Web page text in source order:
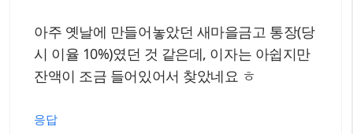
아주 옛날에 만들어놓았던 새마을금고 통장(당
시 이율 10%)였던 것 같은데, 이자는 아쉽지만
잔액이 조금 들어있어서 찾았네요 ㅎ
응답